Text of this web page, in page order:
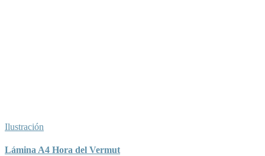
Ilustración
Lámina A4 Hora del Vermut